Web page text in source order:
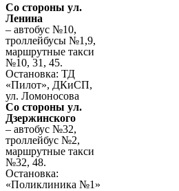
Со стороны ул.
Ленина
– автобус №10,
троллейбусы №1,9,
маршрутные такси
№10, 31, 45.
Остановка: ТД
«Пилот», ДКиСП,
ул. Ломоносова
Со стороны ул.
Дзержинского
– автобус №32,
троллейбус №2,
маршрутные такси
№32, 48.
Остановка:
«Поликлиника №1»